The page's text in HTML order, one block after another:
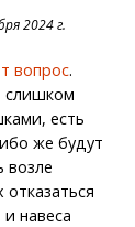
2024 г.
вопрос.
слишком
есть
же будут
возле
навеса